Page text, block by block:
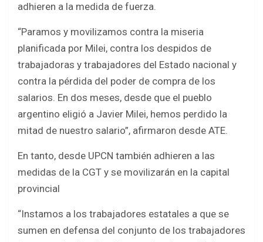
adhieren a la medida de fuerza.
“Paramos y movilizamos contra la miseria
planificada por Milei, contra los despidos de
trabajadoras y trabajadores del Estado nacional y
contra la pérdida del poder de compra de los
salarios. En dos meses, desde que el pueblo
argentino eligió a Javier Milei, hemos perdido la
mitad de nuestro salario”, afirmaron desde ATE.
En tanto, desde UPCN también adhieren a las
medidas de la CGT y se movilizarán en la capital
provincial
“Instamos a los trabajadores estatales a que se
sumen en defensa del conjunto de los trabajadores